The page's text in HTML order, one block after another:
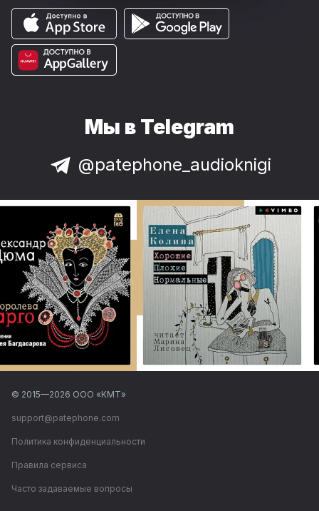
Мы в Telegram
@patephone_audioknigi
© 2015—2026 ООО «КМТ»
support@patephone.com
Политика конфиденциальности
Правила сервиса
Часто задаваемые вопросы